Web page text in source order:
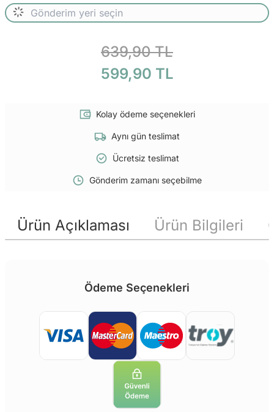
639,90 TL
599,90 TL
Kolay ödeme seçenekleri
Aynı gün teslimat
Ücretsiz teslimat
Gönderim zamanı seçebilme
Ürün Açıklaması Ürün Bilgileri
Ödeme Seçenekleri